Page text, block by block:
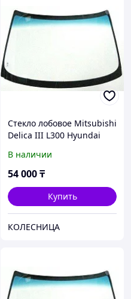
Стекло лобовое Mitsubishi
Delica III L300 Hyundai
1999
В наличии
54 000₸
Купить
КОЛЕСНИЦА